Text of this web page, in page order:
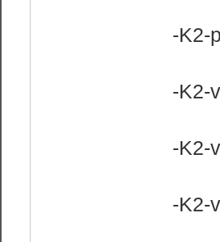
-K2-
-K2-
-K2-
-K2-